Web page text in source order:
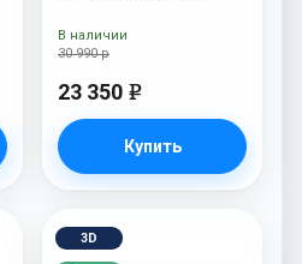
White) Borduex
30 990 р
23 350 e
Купить
В наличии
3D